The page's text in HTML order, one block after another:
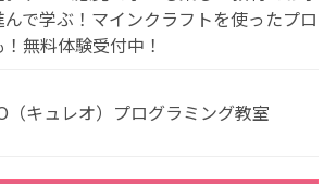
で学ぶ！マインクラフトを使ったプロ
無料体験受付中！
（キュレオ）プログラミング教室